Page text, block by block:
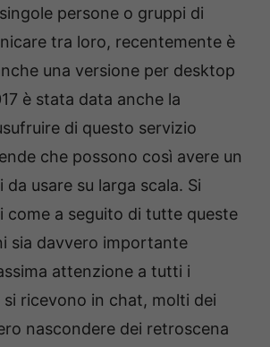
persone o gruppi di
tra loro, recentemente è
una versione per desktop
è stata data anche la
di questo servizio
che possono così avere un
usare su larga scala. Si
come a seguito di tutte queste
sia davvero importante
attenzione a tutti i
si ricevono in chat, molti dei
nascondere dei retroscena